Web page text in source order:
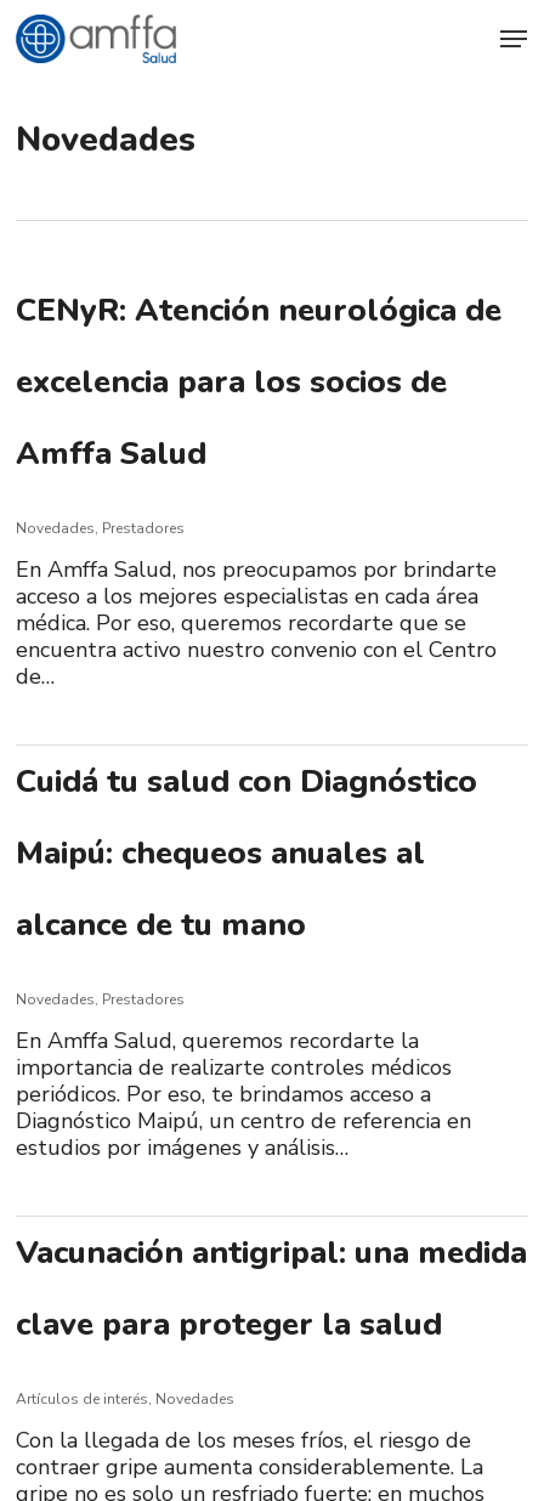
Skip
to
main
Novedades
CENyR: Atención neurológica de
excelencia para los socios de
Amffa Salud
Novedades, Prestadores
En Amffa Salud, nos preocupamos por brindarte
acceso a los mejores especialistas en cada área
médica. Por eso, queremos recordarte que se
encuentra activo nuestro convenio con el Centro
de…
Cuidá tu salud con Diagnóstico
Maipú: chequeos anuales al
alcance de tu mano
Novedades, Prestadores
En Amffa Salud, queremos recordarte la
importancia de realizarte controles médicos
periódicos. Por eso, te brindamos acceso a
Diagnóstico Maipú, un centro de referencia en
estudios por imágenes y análisis…
Vacunación antigripal: una medida
clave para proteger la salud
Artículos de interés, Novedades
Con la llegada de los meses fríos, el riesgo de
contraer gripe aumenta considerablemente. La
gripe no es solo un resfriado fuerte; en muchos